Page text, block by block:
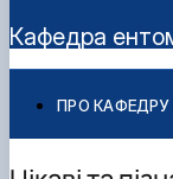
Кафедра
ПРО КАФЕДРУ
Історія
ОС
Науково-